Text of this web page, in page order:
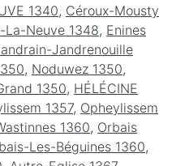
1340, Céroux-Mousty
La-Neuve 1348, Enines
Jandrenouille
, Noduwez 1350,
1350, HÉLÉCINE
1357, Opheylissem
1360, Orbais
Les-Béguines 1360,